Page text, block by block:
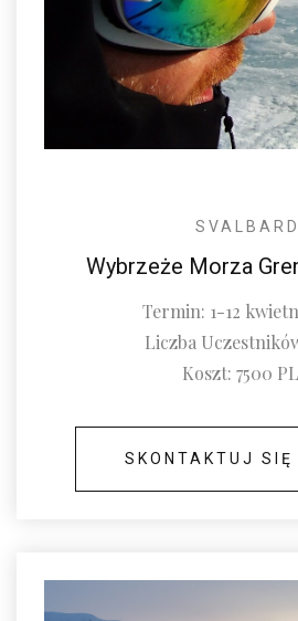
SVALBARD
Wybrzeże Morza
Termin: 1-12
Liczba
Koszt: 7500
SKONTAKTUJ SIĘ